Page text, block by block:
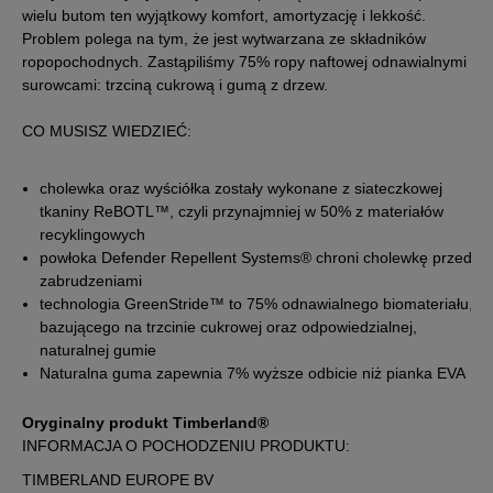
44 28 cm Powiadom o dostępności
28,5 cm
45,5 29,5 cm Powiadom o dostępności
46 30 cm
Podane w centymetrach wymiary dotyczą długości stopy.
Zobacz jak zmierzyć stopę?
wielu butom ten wyjątkowy komfort, amortyzację i lekkość.
Problem polega na tym, że jest wytwarzana ze składników
ropopochodnych. Zastąpiliśmy 75% ropy naftowej odnawialnymi
surowcami: trzciną cukrową i gumą z drzew.
CO MUSISZ WIEDZIEĆ:
cholewka oraz wyściółka zostały wykonane z siateczkowej
tkaniny ReBOTL™, czyli przynajmniej w 50% z materiałów
recyklingowych
powłoka Defender Repellent Systems® chroni cholewkę przed
zabrudzeniami
technologia GreenStride™ to 75% odnawialnego biomateriału,
bazującego na trzcinie cukrowej oraz odpowiedzialnej,
naturalnej gumie
Naturalna guma zapewnia 7% wyższe odbicie niż pianka EVA
Oryginalny produkt Timberland®
INFORMACJA O POCHODZENIU PRODUKTU:
TIMBERLAND EUROPE BV